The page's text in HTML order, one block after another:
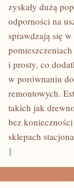
CZEMU
PANELE
WINYLOWE
POPULARNOŚCIĄ
zyskały dużą
odporności na
sprawdzają się
i prosty, co
w porównaniu
remontowych.
takich jak
bez
sklepach
]